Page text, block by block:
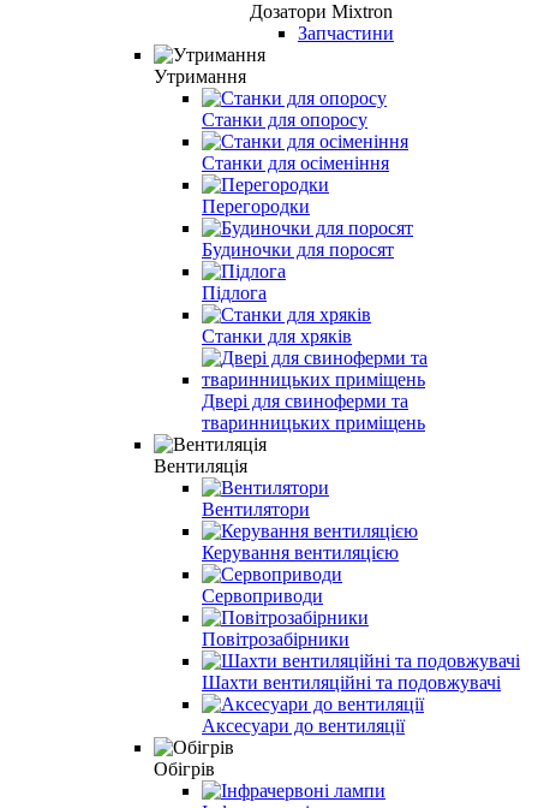
Дозатори Mixtron
Запчастини
Утримання
Станки для опоросу
Станки для осіменіння
Перегородки
Будиночки для поросят
Підлога
Станки для хряків
Двері для свиноферми та
тваринницьких приміщень
Вентиляція
Вентилятори
Керування вентиляцією
Сервоприводи
Повітрозабірники
Шахти вентиляційні та подовжувачі
Аксесуари до вентиляції
Обігрів